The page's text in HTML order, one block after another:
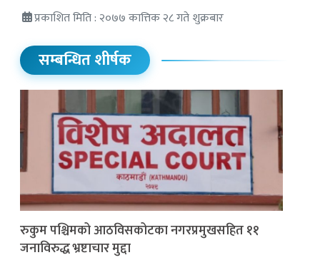
प्रकाशित मिति : २०७७ कात्तिक २८ गते शुक्रबार
सम्बन्धित शीर्षक
रुकुम पश्चिमको आठविसकोटका नगरप्रमुखसहित ११
जनाविरुद्ध भ्रष्टाचार मुद्दा